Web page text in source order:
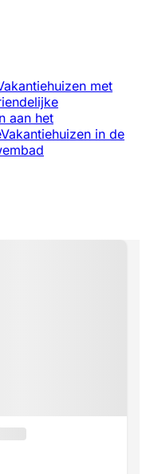
met
aan het
Vakantiehuizen in de